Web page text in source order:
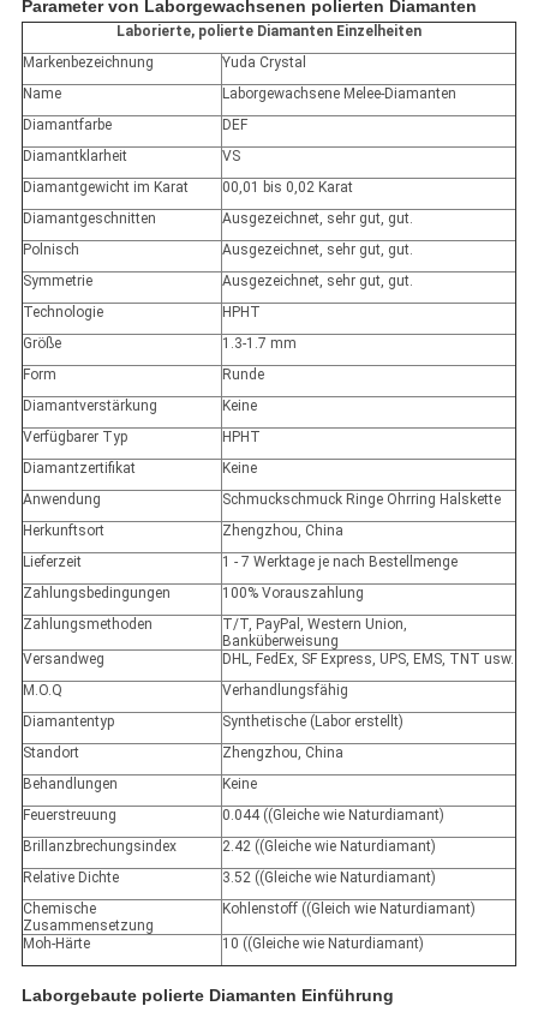
Parameter von Laborgewachsenen polierten Diamanten
Laborierte, polierte Diamanten Einzelheiten
Markenbezeichnung
Yuda Crystal
Name
Laborgewachsene Melee-Diamanten
Diamantfarbe
DEF
Diamantklarheit
VS
Diamantgewicht im Karat
00,01 bis 0,02 Karat
Diamantgeschnitten
Ausgezeichnet, sehr gut, gut.
Polnisch
Ausgezeichnet, sehr gut, gut.
Symmetrie
Ausgezeichnet, sehr gut, gut.
Technologie
HPHT
Größe
1.3-1.7 mm
Form
Runde
Diamantverstärkung
Keine
Verfügbarer Typ
HPHT
Diamantzertifikat
Keine
Anwendung
Schmuckschmuck Ringe Ohrring Halskette
Herkunftsort
Zhengzhou, China
Lieferzeit
1 - 7 Werktage je nach Bestellmenge
Zahlungsbedingungen
100% Vorauszahlung
Zahlungsmethoden
T/T, PayPal, Western Union,
Banküberweisung
Versandweg
DHL, FedEx, SF Express, UPS, EMS, TNT usw.
M.O.Q
Verhandlungsfähig
Diamantentyp
Synthetische (Labor erstellt)
Standort
Zhengzhou, China
Behandlungen
Keine
Feuerstreuung
0.044 ((Gleiche wie Naturdiamant)
Brillanzbrechungsindex
2.42 ((Gleiche wie Naturdiamant)
Relative Dichte
3.52 ((Gleiche wie Naturdiamant)
Chemische
Zusammensetzung
Kohlenstoff ((Gleich wie Naturdiamant)
Moh-Härte 10 ((Gleiche wie Naturdiamant)
Laborgebaute polierte Diamanten Einführung